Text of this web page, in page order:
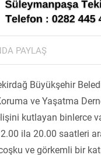
PAYLAŞ
Büyükşehir
ve Yaşatma
kutlayan binlerce
ila 20.00 saatleri
ve görkemli bir